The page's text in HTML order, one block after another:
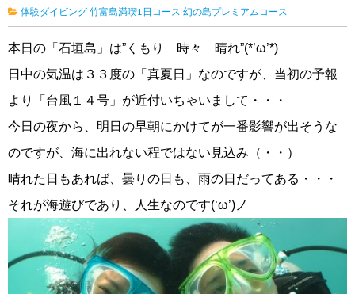
体験ダイビング 竹富島満喫1日コース 幻の島プレミアムコース
本日の「石垣島」は”くもり 時々 晴れ”(*’ω’*)
日中の気温は３３度の「真夏日」なのですが、当初の予報
より「台風１４号」が近付いちゃいまして・・・
今日の夜から、明日の早朝にかけてが一番影響が出そうな
のですが、海に出れない程ではない見込み（・・）
晴れた日もあれば、曇りの日も、雨の日だってある・・・
それが海遊びであり、人生なのです(‘ω’)ノ